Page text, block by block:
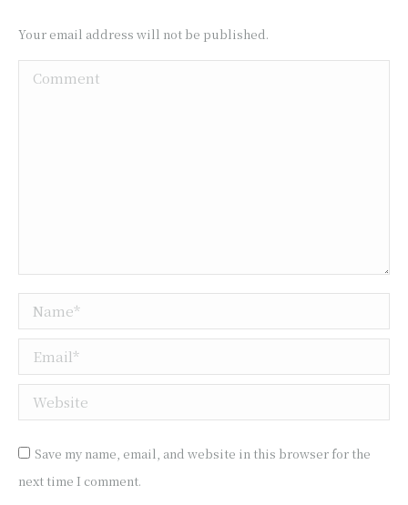
Your email address will not be published.
Comment
Name *
Email *
Website
Save my name, email, and website in this browser for the
next time I comment.